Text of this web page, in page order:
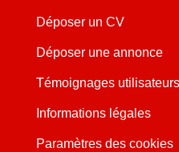
Déposer un CV
Déposer une annonce
Témoignages utilisateurs
Informations légales
Paramètres des cookies